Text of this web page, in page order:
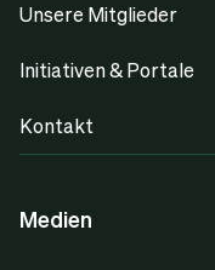
Unsere Mitglieder
Initiativen & Portale
Kontakt
Medien